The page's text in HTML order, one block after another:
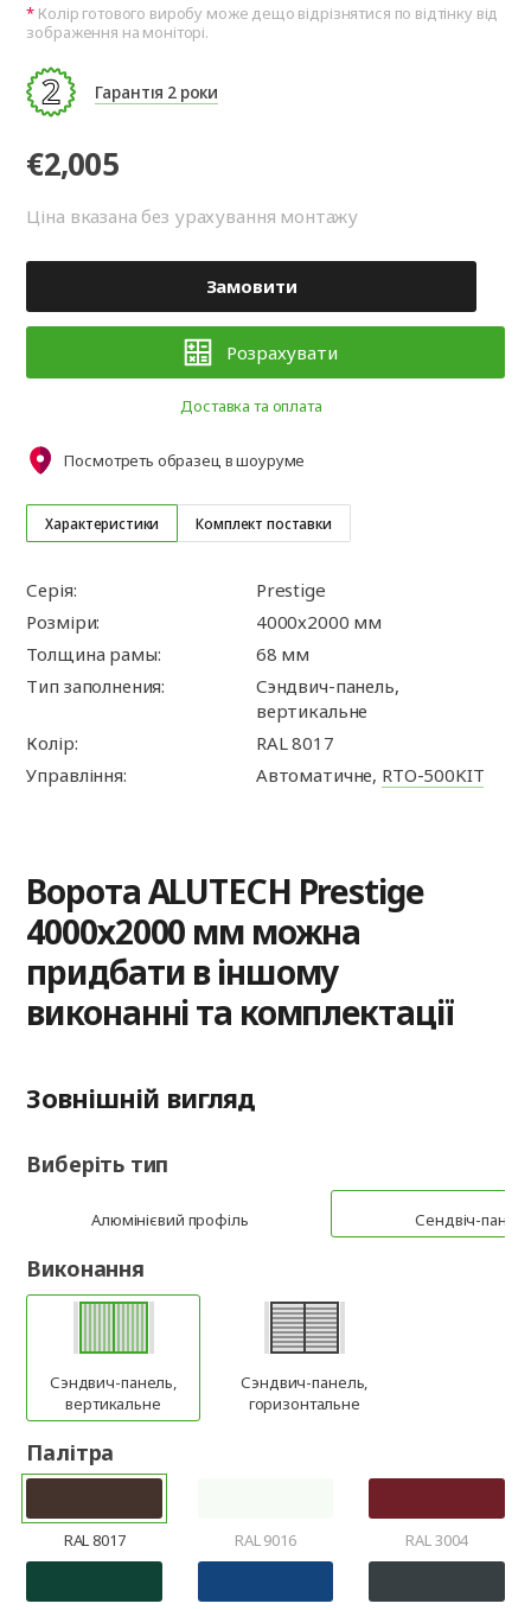
Колір готового виробу може дещо відрізнятися по відтінку від
зображення на моніторі.
Характеристики Комплект поставки
Серія:
Prestige
Розміри:
4000х2000 мм
Толщина рамы:
68 мм
Тип заполнения:
Сэндвич-панель,
вертикальне
Колір:
RAL 8017
Управління:
Автоматичне, RTO-500KIT
Гарантія 2 роки
€2,005
Ціна вказана без урахування монтажу
Замовити
Розрахувати
Доставка та оплата
Посмотреть образец в шоуруме
Ворота ALUTECH Prestige
4000х2000 мм можна
придбати в іншому
виконанні та комплектації
Зовнішній вигляд
Виберіть тип
Алюмінієвий профіль Сендвіч-
Виконання
Сэндвич-панель,
вертикальне
Сэндвич-панель,
горизонтальне
Палітра
RAL 8017 RAL 9016 RAL 3004